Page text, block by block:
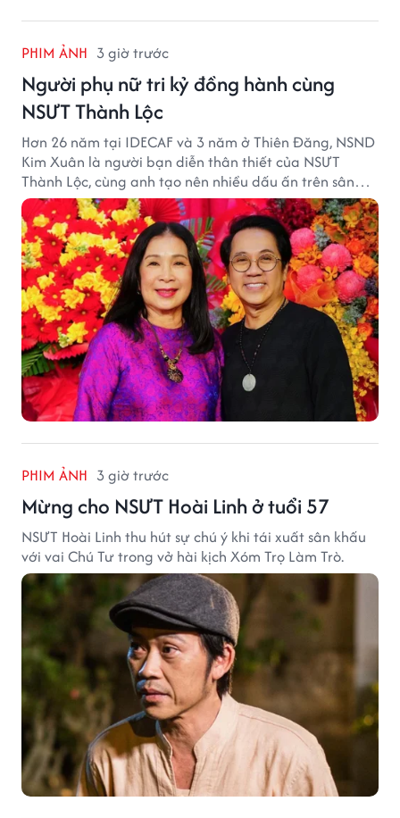
PHIM ẢNH 3 giờ trước
Người phụ nữ tri kỷ đồng hành cùng
NSƯT Thành Lộc
Hơn 26 năm tại IDECAF và 3 năm ở Thiên Đăng, NSND
Kim Xuân là người bạn diễn thân thiết của NSƯT
Thành Lộc, cùng anh tạo nên nhiều dấu ấn trên sân
khấu.
PHIM ẢNH 3 giờ trước
Mừng cho NSƯT Hoài Linh ở tuổi 57
NSƯT Hoài Linh thu hút sự chú ý khi tái xuất sân khấu
với vai Chú Tư trong vở hài kịch Xóm Trọ Làm Trò.